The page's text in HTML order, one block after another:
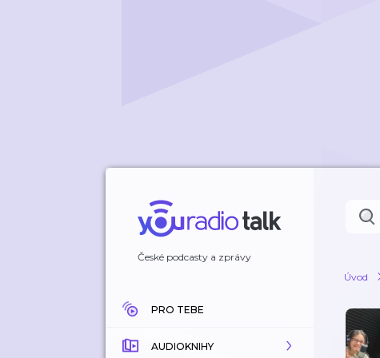
České podcasty a zprávy
PRO TEBE
AUDIOKNIHY
Úvod